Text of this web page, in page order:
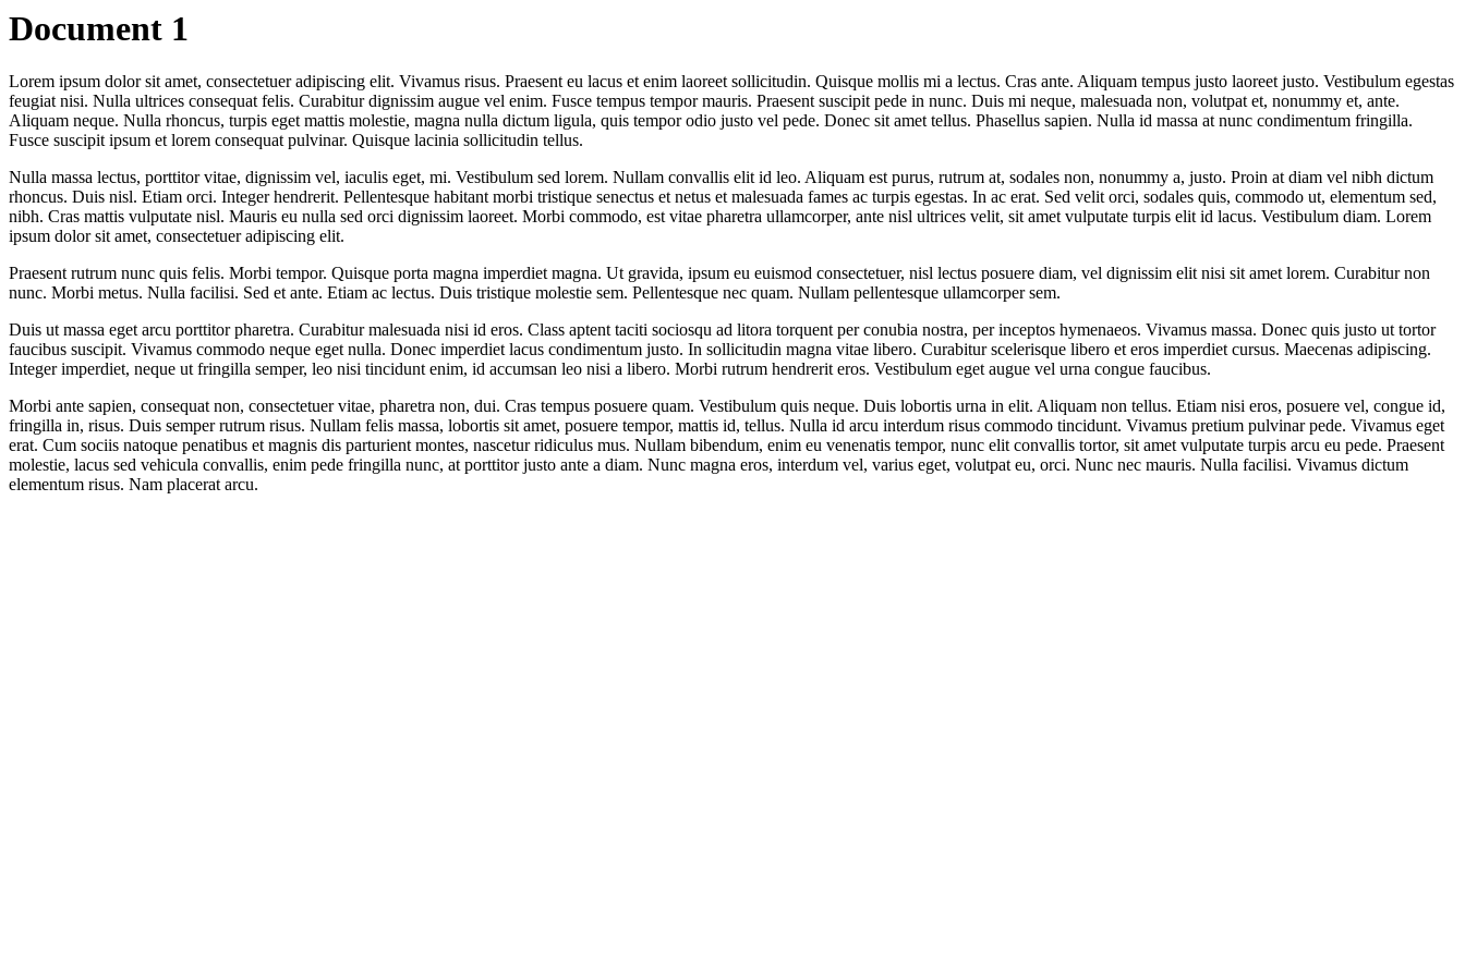
Document 1
Lorem ipsum dolor sit amet, consectetuer adipiscing elit. Vivamus risus. Praesent eu lacus et enim laoreet sollicitudin. Quisque mollis mi a lectus. Cras ante. Aliquam tempus justo laoreet justo. Vestibulum egestas
feugiat nisi. Nulla ultrices consequat felis. Curabitur dignissim augue vel enim. Fusce tempus tempor mauris. Praesent suscipit pede in nunc. Duis mi neque, malesuada non, volutpat et, nonummy et, ante.
Aliquam neque. Nulla rhoncus, turpis eget mattis molestie, magna nulla dictum ligula, quis tempor odio justo vel pede. Donec sit amet tellus. Phasellus sapien. Nulla id massa at nunc condimentum fringilla.
Fusce suscipit ipsum et lorem consequat pulvinar. Quisque lacinia sollicitudin tellus.
Nulla massa lectus, porttitor vitae, dignissim vel, iaculis eget, mi. Vestibulum sed lorem. Nullam convallis elit id leo. Aliquam est purus, rutrum at, sodales non, nonummy a, justo. Proin at diam vel nibh dictum
rhoncus. Duis nisl. Etiam orci. Integer hendrerit. Pellentesque habitant morbi tristique senectus et netus et malesuada fames ac turpis egestas. In ac erat. Sed velit orci, sodales quis, commodo ut, elementum sed,
nibh. Cras mattis vulputate nisl. Mauris eu nulla sed orci dignissim laoreet. Morbi commodo, est vitae pharetra ullamcorper, ante nisl ultrices velit, sit amet vulputate turpis elit id lacus. Vestibulum diam. Lorem
ipsum dolor sit amet, consectetuer adipiscing elit.
Praesent rutrum nunc quis felis. Morbi tempor. Quisque porta magna imperdiet magna. Ut gravida, ipsum eu euismod consectetuer, nisl lectus posuere diam, vel dignissim elit nisi sit amet lorem. Curabitur non
nunc. Morbi metus. Nulla facilisi. Sed et ante. Etiam ac lectus. Duis tristique molestie sem. Pellentesque nec quam. Nullam pellentesque ullamcorper sem.
Duis ut massa eget arcu porttitor pharetra. Curabitur malesuada nisi id eros. Class aptent taciti sociosqu ad litora torquent per conubia nostra, per inceptos hymenaeos. Vivamus massa. Donec quis justo ut tortor
faucibus suscipit. Vivamus commodo neque eget nulla. Donec imperdiet lacus condimentum justo. In sollicitudin magna vitae libero. Curabitur scelerisque libero et eros imperdiet cursus. Maecenas adipiscing.
Integer imperdiet, neque ut fringilla semper, leo nisi tincidunt enim, id accumsan leo nisi a libero. Morbi rutrum hendrerit eros. Vestibulum eget augue vel urna congue faucibus.
Morbi ante sapien, consequat non, consectetuer vitae, pharetra non, dui. Cras tempus posuere quam. Vestibulum quis neque. Duis lobortis urna in elit. Aliquam non tellus. Etiam nisi eros, posuere vel, congue id,
fringilla in, risus. Duis semper rutrum risus. Nullam felis massa, lobortis sit amet, posuere tempor, mattis id, tellus. Nulla id arcu interdum risus commodo tincidunt. Vivamus pretium pulvinar pede. Vivamus eget
erat. Cum sociis natoque penatibus et magnis dis parturient montes, nascetur ridiculus mus. Nullam bibendum, enim eu venenatis tempor, nunc elit convallis tortor, sit amet vulputate turpis arcu eu pede. Praesent
molestie, lacus sed vehicula convallis, enim pede fringilla nunc, at porttitor justo ante a diam. Nunc magna eros, interdum vel, varius eget, volutpat eu, orci. Nunc nec mauris. Nulla facilisi. Vivamus dictum
elementum risus. Nam placerat arcu.